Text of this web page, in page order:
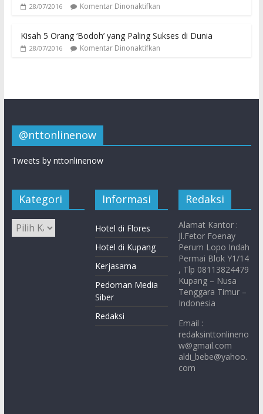
28/07/2016 Komentar Dinonaktifkan
Kisah 5 Orang ‘Bodoh’ yang Paling Sukses di Dunia
28/07/2016 Komentar Dinonaktifkan
@nttonlinenow
Tweets by nttonlinenow
Kategori Informasi
Hotel di Flores
Hotel di Kupang
Kerjasama
Pedoman Media
Siber
Redaksi
Redaksi
Alamat Kantor :
Jl.Fetor Foenay
Perum Lopo Indah
Permai Blok Y1/14
, Tlp 08113824479
Kupang – Nusa
Tenggara Timur –
Indonesia
Email :
redaksinttonlineno
w@gmail.com
aldi_bebe@yahoo.
com